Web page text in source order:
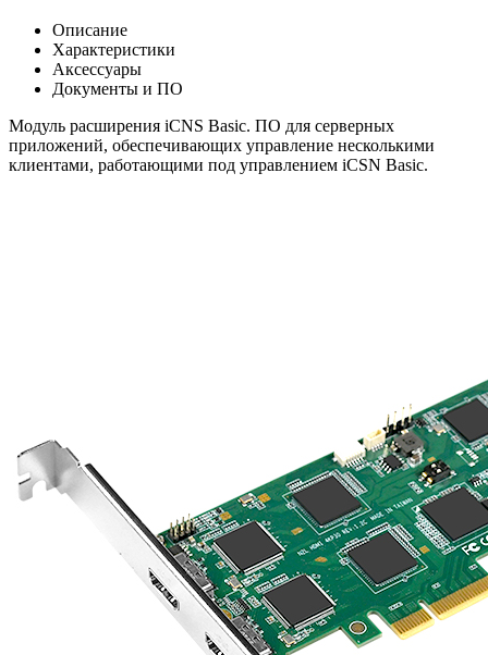
Описание
Характеристики
Аксессуары
Документы и ПО
Модуль расширения iCNS Basic. ПО для серверных
приложений, обеспечивающих управление несколькими
клиентами, работающими под управлением iCSN Basic.